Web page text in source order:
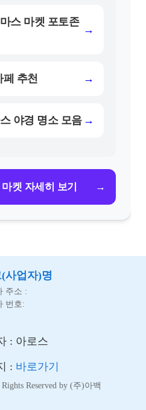
스 마켓 포토존
→
페 추천 →
야경 명소 모음 →
켓 자세히 보기 →
사업자)명
주소 :
번호:
: 아로스
: 바로가기
Reserved by (주)아백